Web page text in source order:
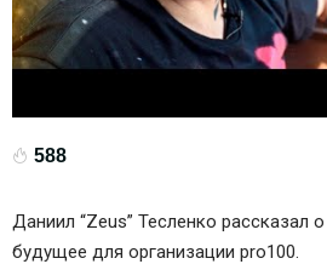
588
Даниил “Zeus” Тесленко рассказал
будущее для организации pro100.